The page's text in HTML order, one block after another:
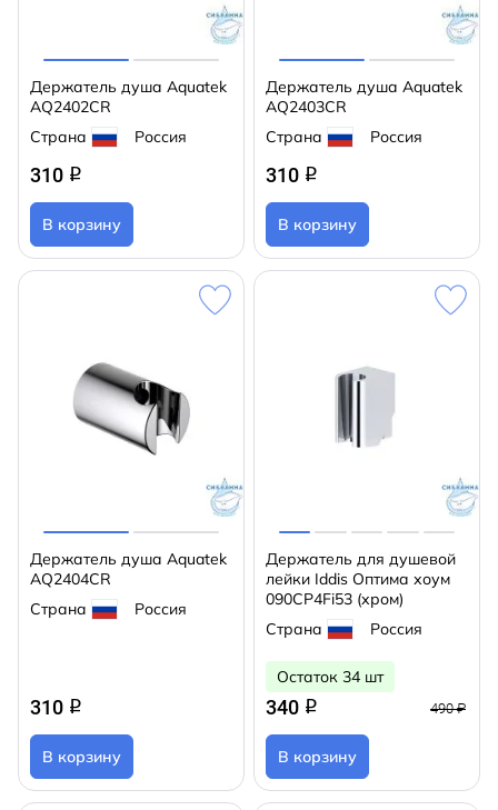
Держатель душа Aquatek
AQ2402CR
Страна
Россия
310 q
В корзину
Держатель душа Aquatek
AQ2403CR
Страна
Россия
310 q
В корзину
Держатель душа Aquatek
AQ2404CR
Страна
Россия
310 q
В корзину
Держатель для душевой
лейки Iddis Оптима хоум
090CP4Fi53 (хром)
Страна
Россия
Остаток 34 шт
340 q 490 ₽
В корзину